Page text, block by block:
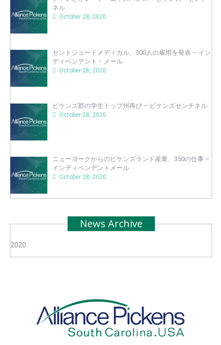
ネル
October 28, 2020
セントジュードメディカル、300人の雇用を発表 – イン
ディペンデント・メール
October 28, 2020
ピケンズ郡の学生トップ州再び – ピケンズセンチネル
October 28, 2020
ニューヨークからのピケンズランド産業、350の仕事 –
インディペンデントメール
October 28, 2020
News Archive
2020